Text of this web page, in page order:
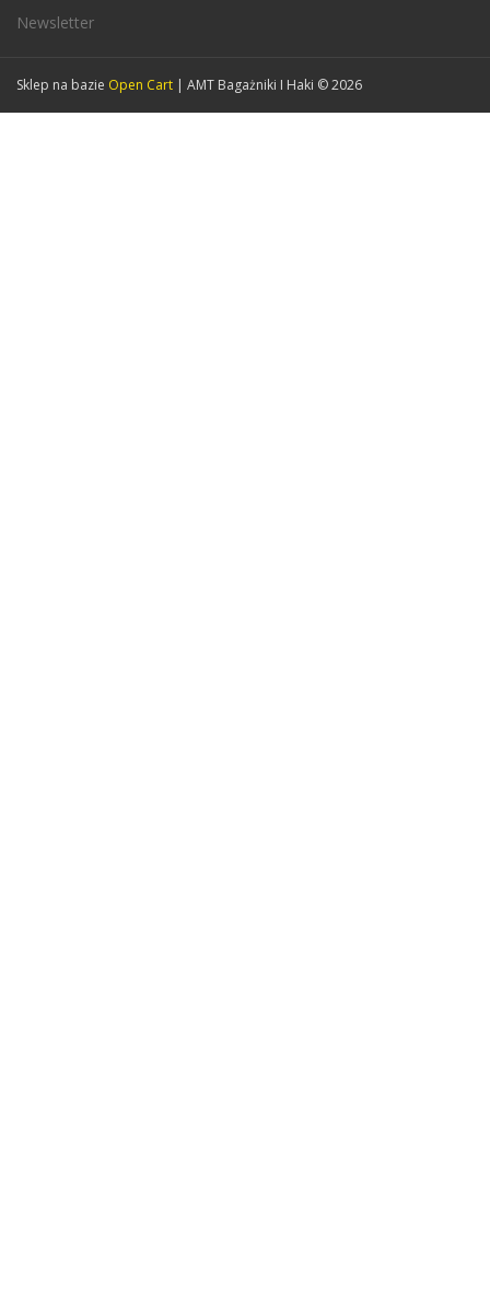
Newsletter
Sklep na bazie Open Cart | AMT Bagażniki I Haki © 2026